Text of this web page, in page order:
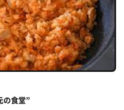
の食堂”